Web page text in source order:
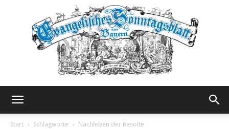
Start Schlagworte Nachleben der Revolte